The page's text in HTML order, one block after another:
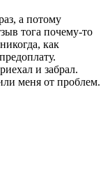
а потому
тога почему-то
как
и забрал.
меня от проблем.